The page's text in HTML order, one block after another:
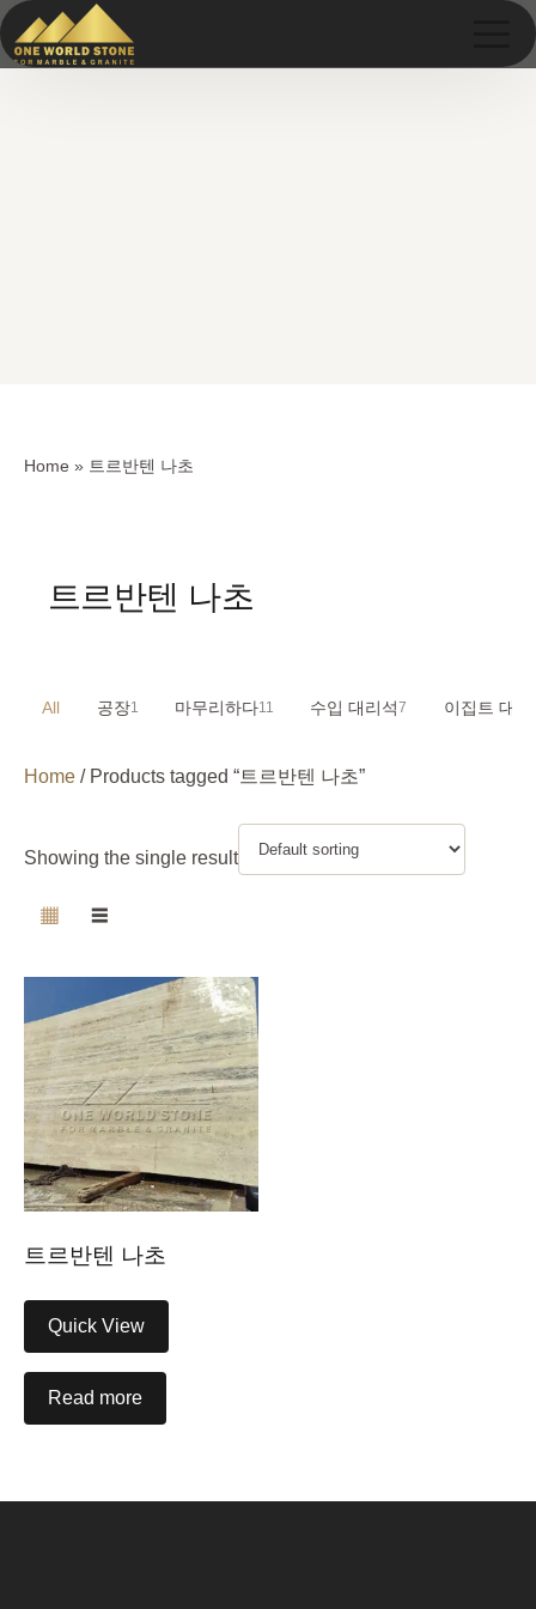
Home » 트르반텐 나초
트르반텐 나초
All 공장1 마무리하다11 수입 대리석7 이집트 대리
Home / Products tagged “트르반텐 나초”
Showing the single result
▦ ☰
트르반텐 나초
Quick View
Read more